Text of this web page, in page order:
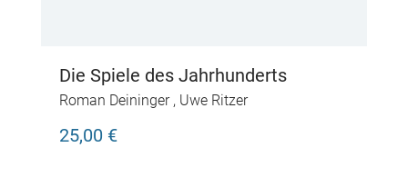
Die Spiele des Jahrhunderts
Roman Deininger, Uwe Ritzer
25,00 €